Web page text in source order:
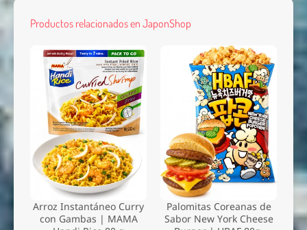
Productos relacionados en JaponShop
Arroz Instantáneo Curry
con Gambas | MAMA
Palomitas Coreanas de
Sabor New York Cheese